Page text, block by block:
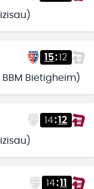
15:12
Bietigheim)
14:12
14:11